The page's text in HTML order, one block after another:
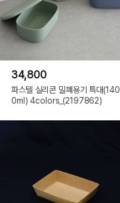
34,800
파스텔 실리콘 밀폐용기 특대(140
0ml) 4colors_(2197862)